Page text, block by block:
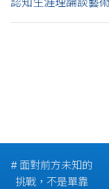
# 面對前方未知的
挑戰，不是單靠